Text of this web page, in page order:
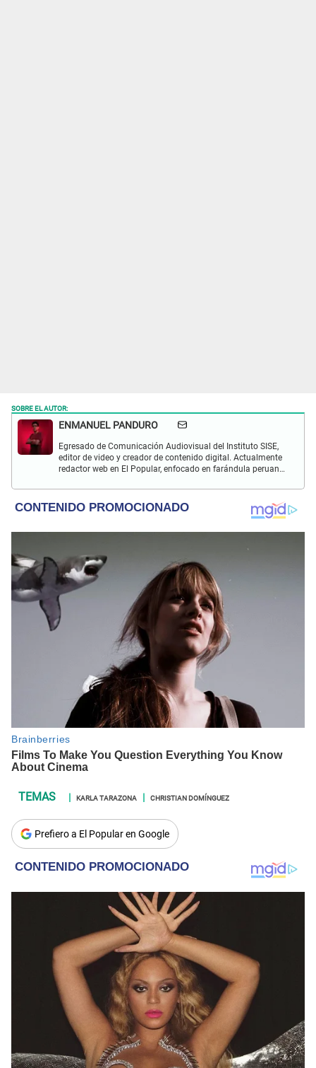
SOBRE EL AUTOR:
ENMANUEL PANDURO
Egresado de Comunicación Audiovisual del Instituto SISE,
editor de video y creador de contenido digital. Actualmente
redactor web en El Popular, enfocado en farándula peruana,
KARLA TARAZONA CHRISTIAN DOMÍNGUEZ
Prefiero a El Popular en Google